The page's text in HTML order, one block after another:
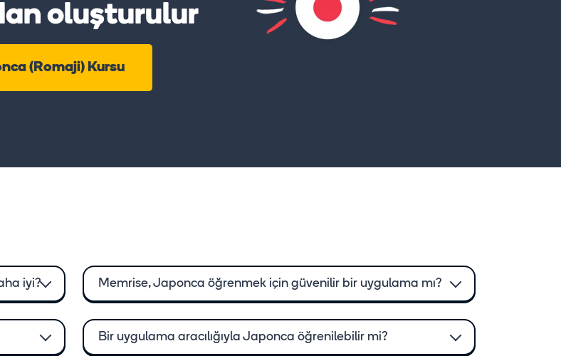
oluşturulur
(Romaji) Kursu
iyi? Memrise, Japonca öğrenmek için güvenilir bir uygulama mı?
Bir uygulama aracılığıyla Japonca öğrenilebilir mi?